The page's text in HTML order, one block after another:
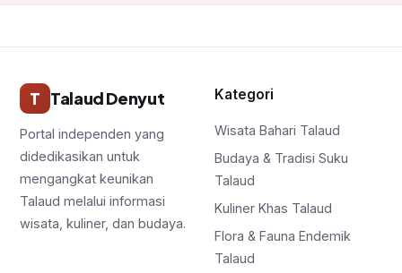
T Talaud Denyut
Portal independen yang
didedikasikan untuk
mengangkat keunikan
Talaud melalui informasi
wisata, kuliner, dan budaya.
Kategori
Wisata Bahari Talaud
Budaya & Tradisi Suku
Talaud
Kuliner Khas Talaud
Flora & Fauna Endemik
Talaud